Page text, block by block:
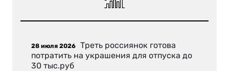
28 июля 2026 Треть россиянок готова
потратить на украшения для отпуска до
30 тыс.руб